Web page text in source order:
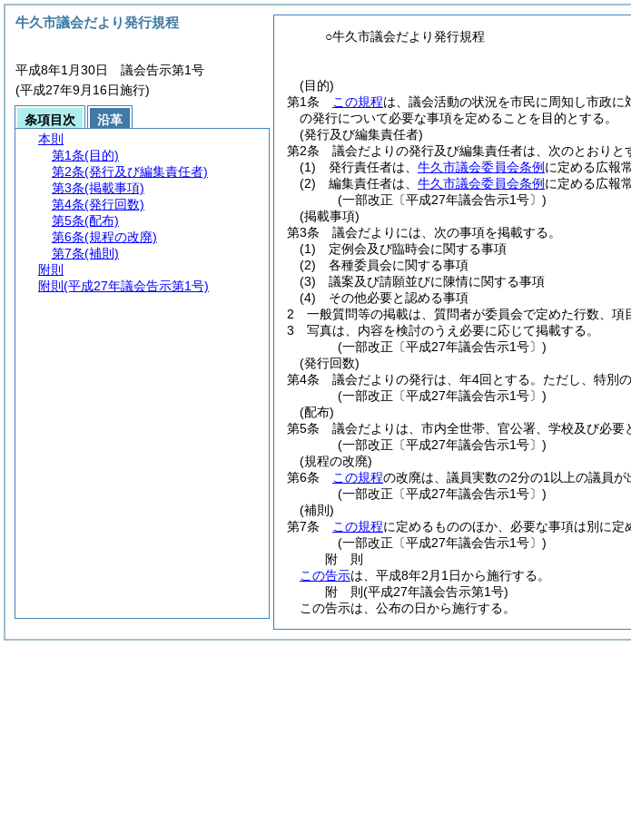
○牛久市議会だより発行規程
(目的)
第1条
この規程は、議会活動の状況を市民に周知し市政
の発行について必要な事項を定めることを目的とする。
(発行及び編集責任者)
第2条
議会だよりの発行及び編集責任者は、次のとおりと
(1)
発行責任者は、 牛久市議会委員会条例 に定める広報
(2)
編集責任者は、 牛久市議会委員会条例 に定める広報
(一部改正〔平成27年議会告示1号〕)
(掲載事項)
第3条
議会だよりには、次の事項を掲載する。
(1)
定例会及び臨時会に関する事項
(2)
各種委員会に関する事項
(3)
議案及び請願並びに陳情に関する事項
(4)
その他必要と認める事項
2
一般質問等の掲載は、質問者が委員会で定めた行数、
3
写真は、内容を検討のうえ必要に応じて掲載する。
(一部改正〔平成27年議会告示1号〕)
(発行回数)
第4条
議会だよりの発行は、年4回とする。 ただし、特別
(一部改正〔平成27年議会告示1号〕)
(配布)
第5条
議会だよりは、市内全世帯、官公署、学校及び必要
(一部改正〔平成27年議会告示1号〕)
(規程の改廃)
第6条
この規程の改廃は、議員実数の2分の1以上の議員
(一部改正〔平成27年議会告示1号〕)
(補則)
第7条
この規程に定めるもののほか、必要な事項は別に定
(一部改正〔平成27年議会告示1号〕)
附 則
この告示は、平成8年2月1日から施行する。
附 則(平成27年議会告示第1号)
この告示は、公布の日から施行する。
牛久市議会だより発行規程
平成8年1月30日 議会告示第1号
(平成27年9月16日施行)
条項目次
沿革
本則
第1条(目的)
第2条(発行及び編集責任者)
第3条(掲載事項)
第4条(発行回数)
第5条(配布)
第6条(規程の改廃)
第7条(補則)
附則
附則 (平成27年議会告示第1号)